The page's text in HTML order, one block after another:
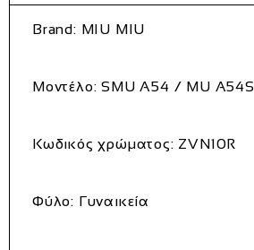
Brand: MIU MIU
Μοντέλο: SMU A54 / MU A54S
Κωδικός χρώματος: ZVN10R
Φύλο: Γυναικεία